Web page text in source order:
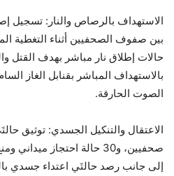
الاستهداف بالرصاص والنار: تسجيل
بالاستهداف المباشر بقنابل الغاز
الصوت الحارقة.
الاعتقال والتنكيل الجسدي: توثيق
صحفيين، و30 حالة احتجاز